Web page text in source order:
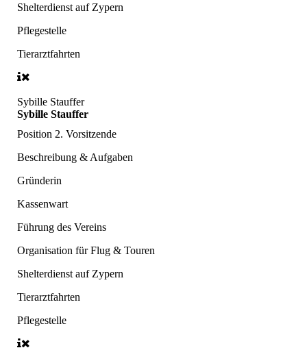
Shelterdienst auf Zypern
Pflegestelle
Tierarztfahrten
Sybille Stauffer
Sybille Stauffer
Position 2. Vorsitzende
Beschreibung & Aufgaben
Gründerin
Kassenwart
Führung des Vereins
Organisation für Flug & Touren
Shelterdienst auf Zypern
Tierarztfahrten
Pflegestelle